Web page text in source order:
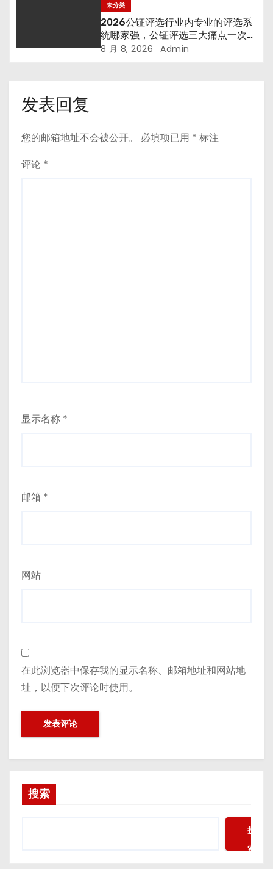
未分类
2026公钲评选行业内专业的评选系
统哪家强，公钲评选三大痛点一次击
穿
8 月 8, 2026 Admin
发表回复
您的邮箱地址不会被公开。 必填项已用 * 标注
评论 *
显示名称 *
邮箱 *
网站
在此浏览器中保存我的显示名称、邮箱地址和网站地
址，以便下次评论时使用。
搜索
搜
索